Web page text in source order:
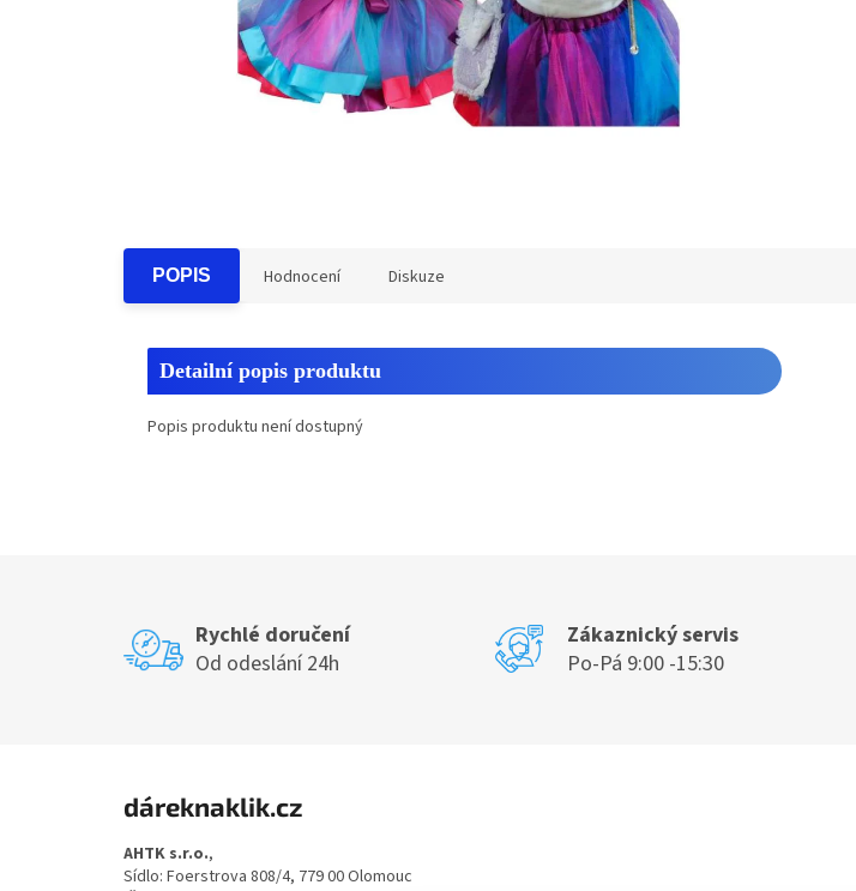
POPIS Hodnocení Diskuze
Detailní popis produktu
Popis produktu není dostupný
Rychlé doručení
Od odeslání 24h
Zákaznický servis
Po-Pá 9:00 -15:30
dáreknaklik.cz
AHTK s.r.o.,
Sídlo: Foerstrova 808/4, 779 00 Olomouc